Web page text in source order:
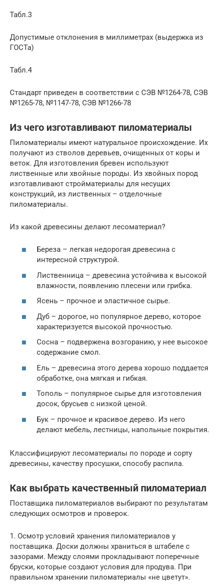
Табл.3
Допустимые отклонения в миллиметрах (выдержка из
ГОСТа)
Табл.4
Стандарт приведен в соответствии с СЭВ №1264-78, СЭВ
№1265-78, №1147-78, СЭВ №1266-78
Из чего изготавливают пиломатериалы
Пиломатериалы имеют натуральное происхождение. Их
получают из стволов деревьев, очищенных от коры и
веток. Для изготовления бревен используют
лиственные или хвойные породы. Из хвойных пород
изготавливают стройматериалы для несущих
конструкций, из лиственных – отделочные
пиломатериалы.
Из какой древесины делают лесоматериал?
Береза – легкая недорогая древесина с
интересной структурой.
Лиственница – древесина устойчива к высокой
влажности, появлению плесени или грибка.
Ясень – прочное и эластичное сырье.
Дуб – дорогое, но популярное дерево, которое
характеризуется высокой прочностью.
Сосна – подвержена возгоранию, у нее высокое
содержание смол.
Ель – древесина этого дерева хорошо поддается
обработке, она мягкая и гибкая.
Тополь – популярное сырье для изготовления
досок, брусьев с низкой ценой.
Бук – прочное и красивое дерево. Из него
делают мебель, лестницы, напольные покрытия.
Классифицируют лесоматериалы по породе и сорту
древесины, качеству просушки, способу распила.
Как выбрать качественный пиломатериал
Поставщика пиломатериалов выбирают по результатам
следующих осмотров и проверок.
1. Осмотр условий хранения пиломатериалов у
поставщика. Доски должны храниться в штабеле с
зазорами. Между слоями прокладывают поперечные
бруски, которые создают условия для продува. При
правильном хранении пиломатериалы «не цветут».